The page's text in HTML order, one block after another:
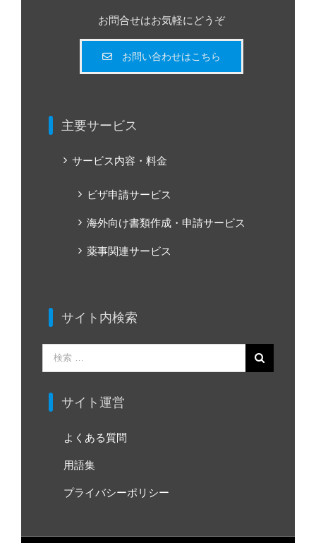
お問合せはお気軽にどうぞ
お問い合わせはこちら
主要サービス
サービス内容・料金
ビザ申請サービス
海外向け書類作成・申請サービス
薬事関連サービス
サイト内検索
索
サイト運営
よくある質問
用語集
プライバシーポリシー